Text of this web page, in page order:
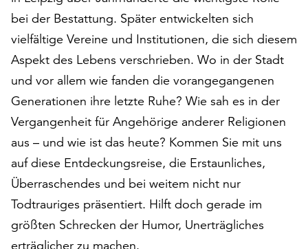
„Cookie-
Einstellungen“
zur
Verfügung.
Funktionale
Cookies
auch
ohne
Ihr
Einverständnis
weiterhin
ausgeführt.
Möchten
bei der Bestattung. Später entwickelten sich
vielfältige Vereine und Institutionen, die sich diesem
Aspekt des Lebens verschrieben. Wo in der Stadt
und vor allem wie fanden die vorangegangenen
Generationen ihre letzte Ruhe? Wie sah es in der
Vergangenheit für Angehörige anderer Religionen
aus – und wie ist das heute? Kommen Sie mit uns
auf diese Entdeckungsreise, die Erstaunliches,
Überraschendes und bei weitem nicht nur
Todtrauriges präsentiert. Hilft doch gerade im
größten Schrecken der Humor, Unerträgliches
erträglicher zu machen.